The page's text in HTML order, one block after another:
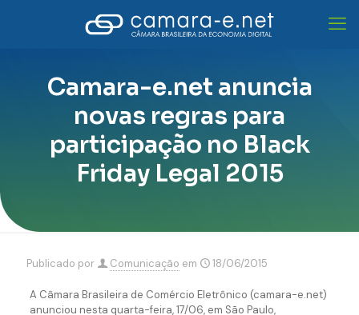
Camara-e.net anuncia
novas regras para
participação no Black
Friday Legal 2015
Publicado por Comunicação em 18/06/2015
A Câmara Brasileira de Comércio Eletrônico (camara-e.net)
anunciou nesta quarta-feira, 17/06, em São Paulo,